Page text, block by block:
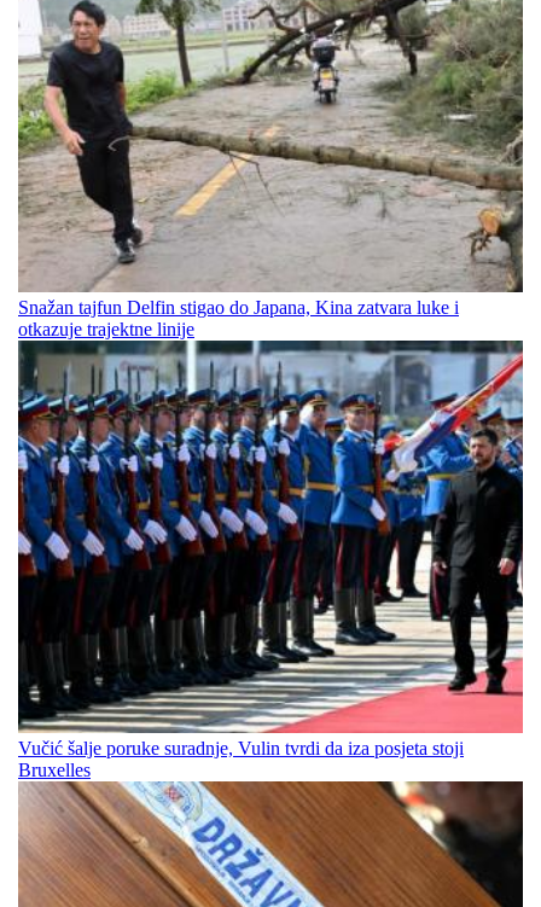
Snažan tajfun Delfin stigao do Japana, Kina zatvara luke i
otkazuje trajektne linije
Vučić šalje poruke suradnje, Vulin tvrdi da iza posjeta stoji
Bruxelles